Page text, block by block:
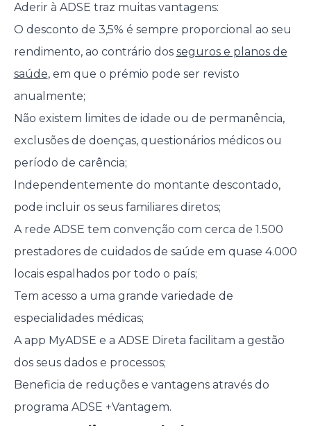
Aderir à ADSE traz muitas vantagens:
O desconto de 3,5% é sempre proporcional ao seu
rendimento, ao contrário dos seguros e planos de
saúde, em que o prémio pode ser revisto
anualmente;
Não existem limites de idade ou de permanência,
exclusões de doenças, questionários médicos ou
período de carência;
Independentemente do montante descontado,
pode incluir os seus familiares diretos;
A rede ADSE tem convenção com cerca de 1.500
prestadores de cuidados de saúde em quase 4.000
locais espalhados por todo o país;
Tem acesso a uma grande variedade de
especialidades médicas;
A app MyADSE e a ADSE Direta facilitam a gestão
dos seus dados e processos;
Beneficia de reduções e vantagens através do
programa ADSE +Vantagem.